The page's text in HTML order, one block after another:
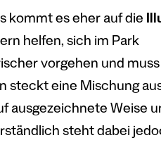
kommt es eher auf die
helfen, sich im Park
vorgehen und
steckt eine Mischung
ausgezeichnete Weise
steht dabei